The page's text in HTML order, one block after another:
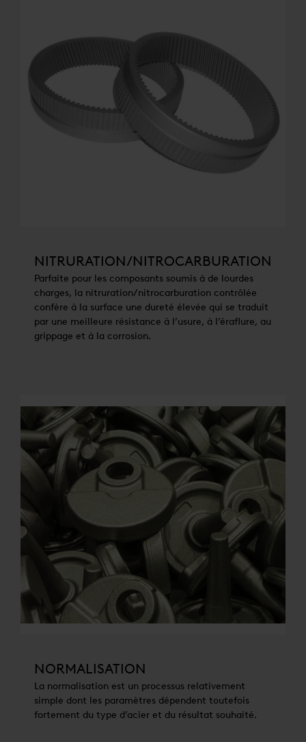
NITRURATION/NITROCARBURATION
Parfaite pour les composants soumis à de lourdes
charges, la nitruration/nitrocarburation contrôlée
confère à la surface une dureté élevée qui se traduit
par une meilleure résistance à l’usure, à l’éraflure, au
grippage et à la corrosion.
NORMALISATION
La normalisation est un processus relativement
simple dont les paramètres dépendent toutefois
fortement du type d’acier et du résultat souhaité.